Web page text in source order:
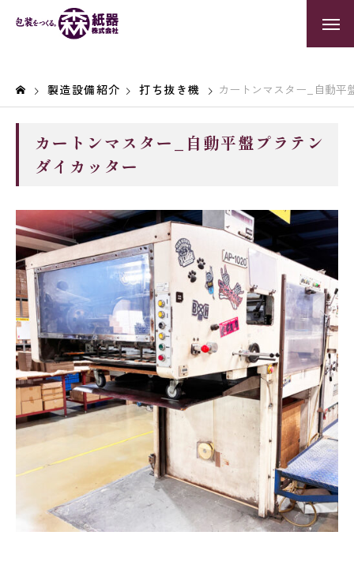
製造設備紹介 打ち抜き機 カートンマスター_自動平
カートンマスター_自動平盤プラテン
ダイカッター